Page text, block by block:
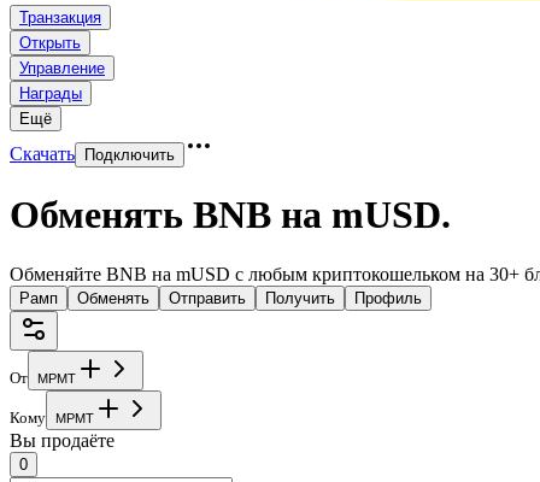
Транзакция
Открыть
Управление
Награды
Ещё
Скачать Подключить
Обменять BNB на mUSD.
Обменяйте BNB на mUSD с любым криптокошельком на 30+
Рамп Обменять Отправить Получить Профиль
От MPMT
Кому MPMT
Вы продаёте
0